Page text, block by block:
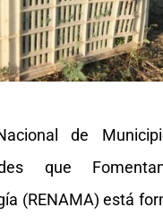
de
que
(RENAMA) está